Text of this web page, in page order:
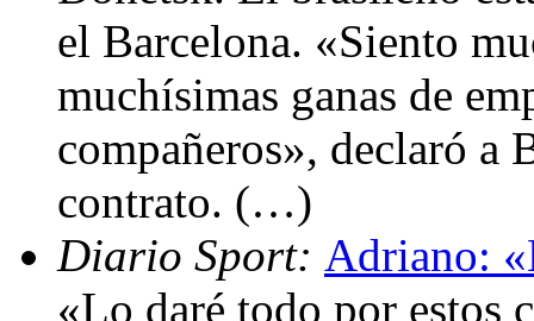
el Barcelona. «Siento
muchísimas ganas de
compañeros», declaró a
contrato. (…)
Diario Sport: Adriano:
«Lo daré todo por estos